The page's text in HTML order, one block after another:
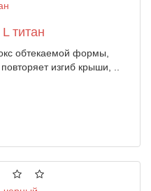
титан
обтекаемой формы,
изгиб крыши, ..